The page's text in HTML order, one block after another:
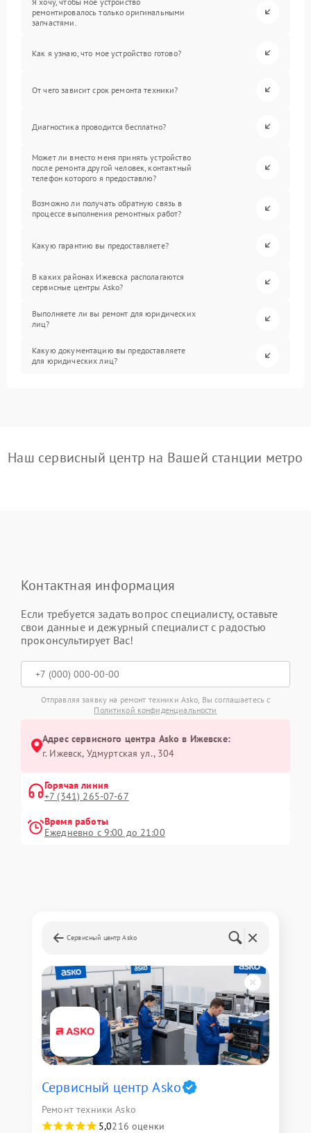
ремонтировалось только оригинальными
запчастями.
Как я узнаю, что мое устройство готово?
От чего зависит срок ремонта техники?
Диагностика проводится бесплатно?
Может ли вместо меня принять устройство
после ремонта другой человек, контактный
телефон которого я предоставлю?
Возможно ли получать обратную связь в
процессе выполнения ремонтных работ?
Какую гарантию вы предоставляете?
В каких районах Ижевска располагаются
сервисные центры Asko?
Выполняете ли вы ремонт для юридических
лиц?
Какую документацию вы предоставляете
для юридических лиц?
Наш сервисный центр на Вашей станции метро
Контактная информация
Если требуется задать вопрос специалисту, оставьте
свои данные и дежурный специалист с радостью
проконсультирует Вас!
Отправляя заявку на ремонт техники Asko, Вы соглашаетесь с
Политикой конфиденциальности
Адрес сервисного центра Asko в Ижевске:
г. Ижевск, Удмуртская ул., 304
Горячая линия
+7 (341) 265-07-67
Время работы
Ежедневно с 9:00 до 21:00
Сервисный центр Asko
Сервисный центр Asko
Ремонт техники Asko
5,0216 оценки